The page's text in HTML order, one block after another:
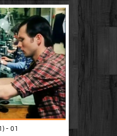
- 01